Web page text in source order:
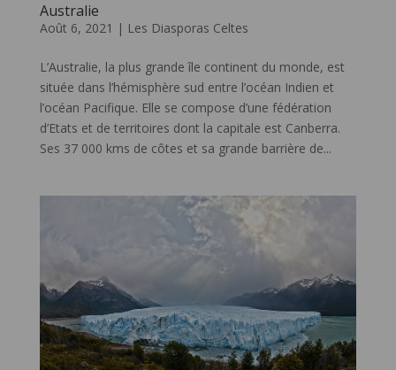
Australie
Août 6, 2021 | Les Diasporas Celtes
L’Australie, la plus grande île continent du monde, est
située dans l’hémisphère sud entre l’océan Indien et
l’océan Pacifique. Elle se compose d’une fédération
d’Etats et de territoires dont la capitale est Canberra.
Ses 37 000 kms de côtes et sa grande barrière de...